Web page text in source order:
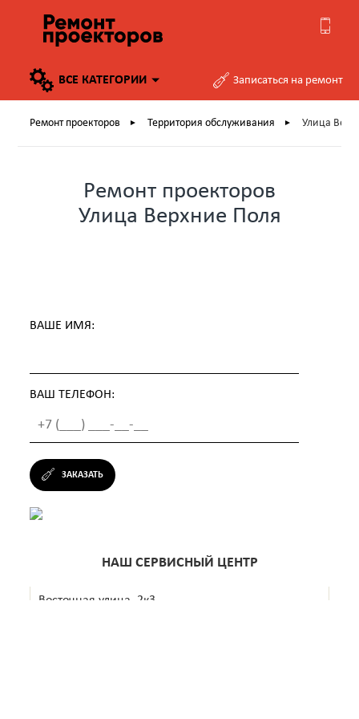
ВСЕ КАТЕГОРИИ Записаться на ремонт
Ремонт проекторов ► Территория обслуживания ► Улица
Ремонт проекторов
Улица Верхние Поля
ВАШЕ ИМЯ:
ВАШ ТЕЛЕФОН:
ЗАКАЗАТЬ
НАШ СЕРВИСНЫЙ ЦЕНТР
Восточная улица, 2к3